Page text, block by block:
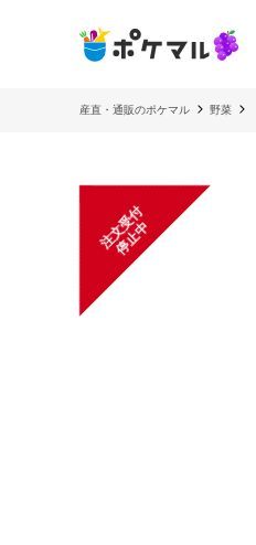
産直・通販のポケマル 野菜
注
文
受
付
停
止
中